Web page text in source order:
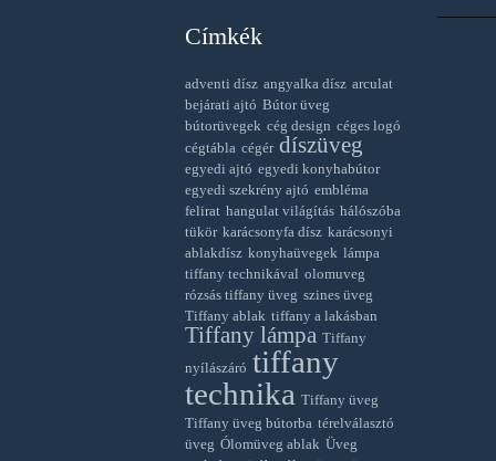
Címkék
adventi dísz angyalka dísz arculat
bejárati ajtó Bútor üveg
bútorüvegek cég design céges logó
cégtábla cégér díszüveg
egyedi ajtó egyedi konyhabútor
egyedi szekrény ajtó embléma
felirat hangulat világítás hálószóba
tükör karácsonyfa dísz karácsonyi
ablakdísz konyhaüvegek lámpa
tiffany technikával olomuveg
rózsás tiffany üveg szines üveg
Tiffany ablak tiffany a lakásban
Tiffany lámpa Tiffany
nyílászáró tiffany
technika Tiffany üveg
Tiffany üveg bútorba térelválasztó
üveg Ólomüveg ablak Üveg